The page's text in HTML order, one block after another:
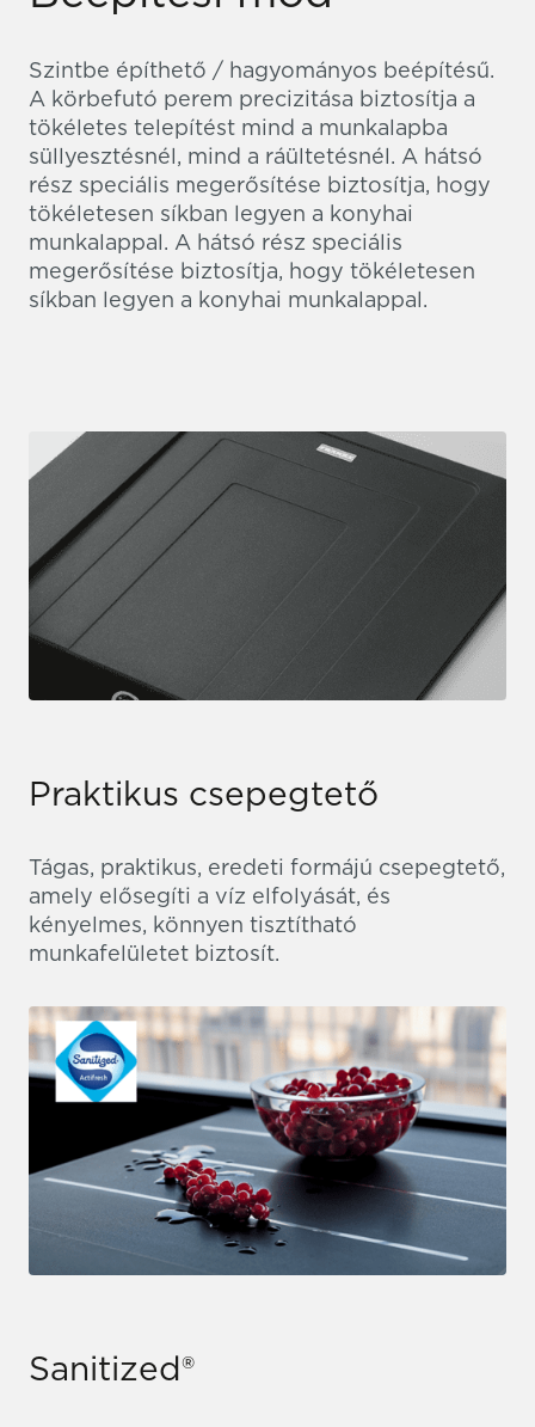
Szintbe építhető / hagyományos beépítésű.
A körbefutó perem precizitása biztosítja a
tökéletes telepítést mind a munkalapba
süllyesztésnél, mind a ráültetésnél. A hátsó
rész speciális megerősítése biztosítja, hogy
tökéletesen síkban legyen a konyhai
munkalappal. A hátsó rész speciális
megerősítése biztosítja, hogy tökéletesen
síkban legyen a konyhai munkalappal.
Praktikus csepegtető
Tágas, praktikus, eredeti formájú csepegtető,
amely elősegíti a víz elfolyását, és
kényelmes, könnyen tisztítható
munkafelületet biztosít.
Sanitized®